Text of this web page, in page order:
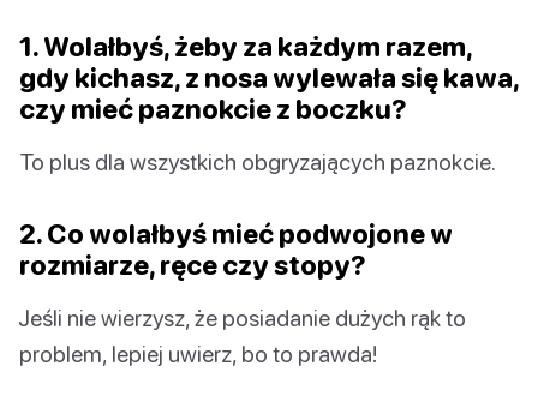
1. Wolałbyś, żeby za każdym razem,
gdy kichasz, z nosa wylewała się kawa,
czy mieć paznokcie z boczku?
To plus dla wszystkich obgryzających paznokcie.
2. Co wolałbyś mieć podwojone w
rozmiarze, ręce czy stopy?
Jeśli nie wierzysz, że posiadanie dużych rąk to
problem, lepiej uwierz, bo to prawda!